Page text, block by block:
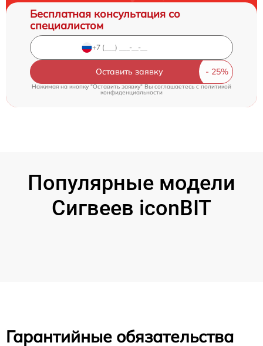
Бесплатная консультация со
специалистом
Оставить заявку
Нажимая на кнопку "Оставить заявку" Вы соглашаетесь cполитикой
конфиденциальности
Популярные модели
Сигвеев iconBIT
Гарантийные обязательства